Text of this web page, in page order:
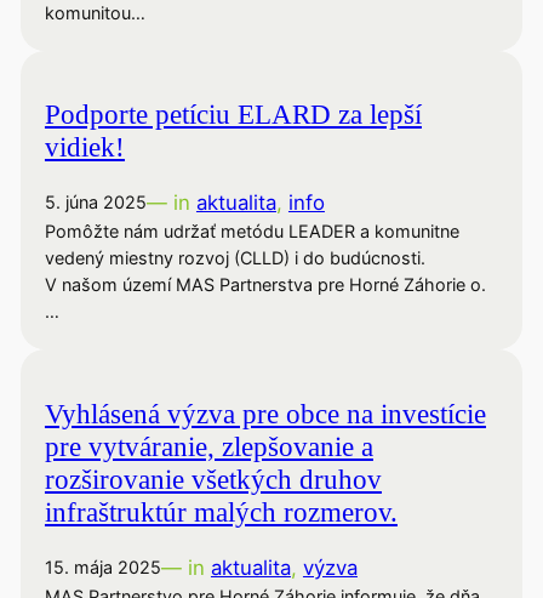
komunitou…
Podporte petíciu ELARD za lepší
vidiek!
5. júna 2025— in aktualita, info
Pomôžte nám udržať metódu LEADER a komunitne
vedený miestny rozvoj (CLLD) i do budúcnosti.
V našom území MAS Partnerstva pre Horné Záhorie o.
…
Vyhlásená výzva pre obce na investície
pre vytváranie, zlepšovanie a
rozširovanie všetkých druhov
infraštruktúr malých rozmerov.
15. mája 2025— in aktualita, výzva